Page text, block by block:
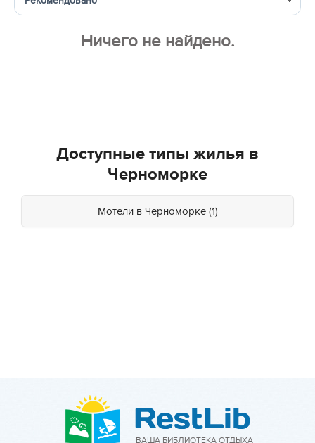
Ничего не найдено.
Доступные типы жилья в
Черноморке
Мотели в Черноморке (1)
ВАША БИБЛИОТЕКА ОТДЫХА